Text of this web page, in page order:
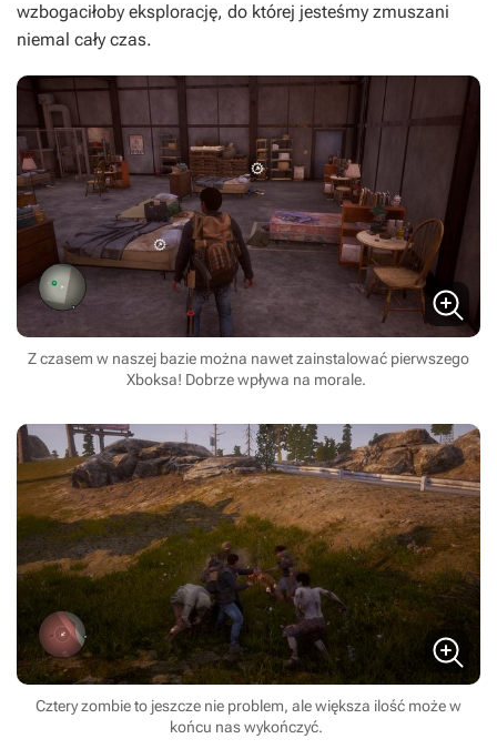
wzbogaciłoby eksplorację, do której jesteśmy zmuszani
niemal cały czas.
Z czasem w naszej bazie można nawet zainstalować pierwszego
Xboksa! Dobrze wpływa na morale.
Cztery zombie to jeszcze nie problem, ale większa ilość może w
końcu nas wykończyć.